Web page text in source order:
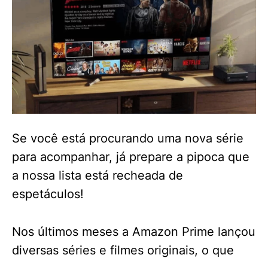
Se você está procurando uma nova série
para acompanhar, já prepare a pipoca que
a nossa lista está recheada de
espetáculos!
Nos últimos meses a Amazon Prime lançou
diversas séries e filmes originais, o que